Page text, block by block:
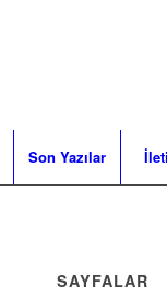
Son Yazılar
SAYFALAR